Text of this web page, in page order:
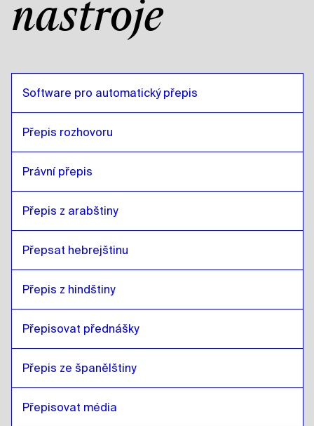
nástroje
Software pro automatický přepis
Přepis rozhovoru
Právní přepis
Přepis z arabštiny
Přepsat hebrejštinu
Přepis z hindštiny
Přepisovat přednášky
Přepis ze španělštiny
Přepisovat média